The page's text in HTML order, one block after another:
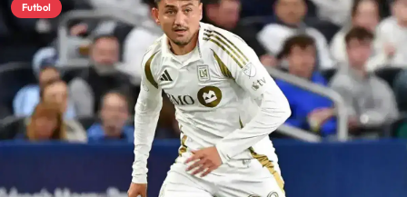
Futbol